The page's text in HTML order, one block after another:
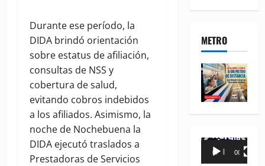
Durante ese período, la
DIDA brindó orientación
sobre estatus de afiliación,
consultas de NSS y
cobertura de salud,
evitando cobros indebidos
a los afiliados. Asimismo, la
noche de Nochebuena la
DIDA ejecutó traslados a
Prestadoras de Servicios
METRO
Reproductor
00:00 00:35